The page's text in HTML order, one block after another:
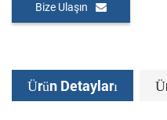
Bize Ulaşın
Ürün Detayları